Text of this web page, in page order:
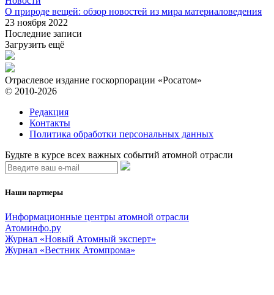
О природе вещей: обзор новостей из мира материаловедения
23 ноября 2022
Последние записи
Загрузить ещё
Отраслевое издание госкорпорации «Росатом»
© 2010-2026
Редакция
Контакты
Политика обработки персональных данных
Будьте в курсе всех важных событий атомной отрасли
Наши партнеры
Информационные центры атомной отрасли
Атоминфо.ру
Журнал «Новый Атомный эксперт»
Журнал «Вестник Атомпрома»